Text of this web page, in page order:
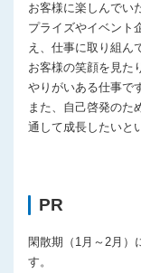
お客様に楽しんでい
プライズやイベント
え、仕事に取り組ん
お客様の笑顔を見た
やりがいある仕事で
また、自己啓発のた
通して成長したいと
PR
閑散期（1月～2月）
す。